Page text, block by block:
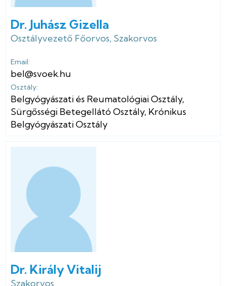
Dr. Juhász Gizella
Osztályvezető Főorvos, Szakorvos
Email:
bel@svoek.hu
Osztály:
Belgyógyászati és Reumatológiai Osztály,
Sürgősségi Betegellátó Osztály, Krónikus
Belgyógyászati Osztály
Dr. Király Vitalij
Szakorvos